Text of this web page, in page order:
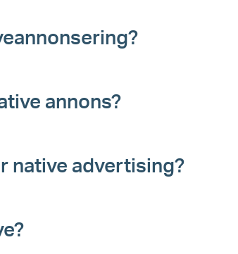
annons?
native advertising?